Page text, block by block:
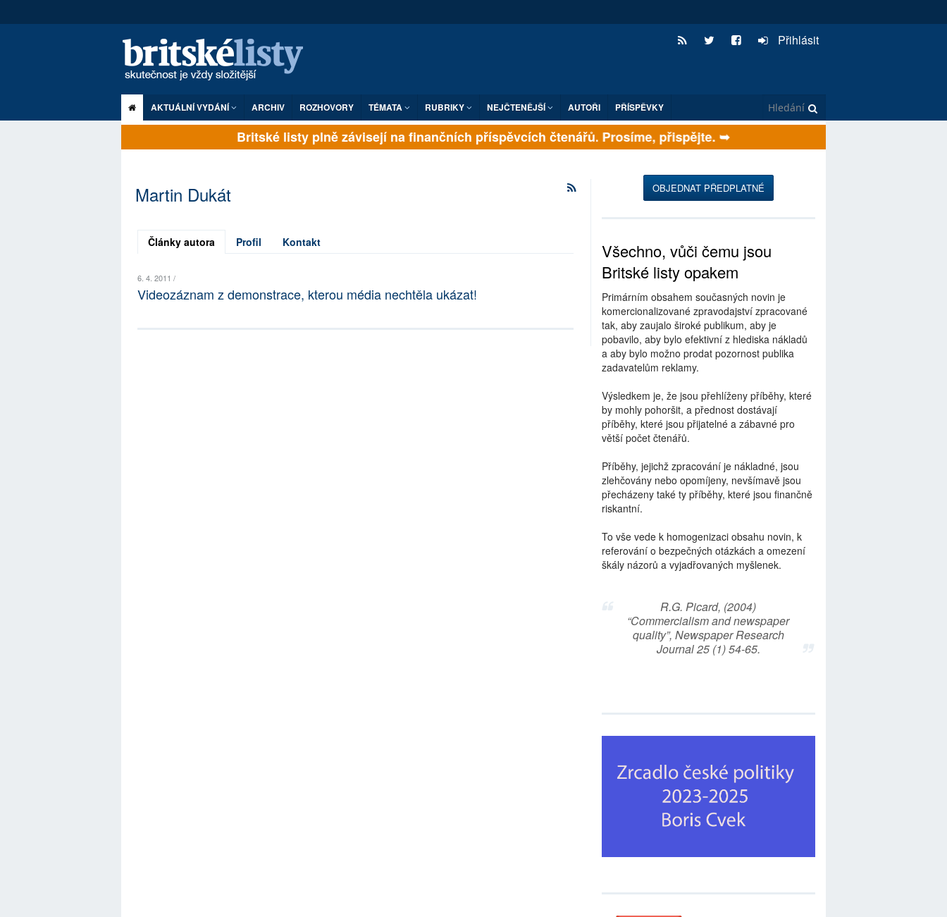
Přihlásit
AKTUÁLNÍ VYDÁNÍ ARCHIV ROZHOVORY TÉMATA RUBRIKY NEJČTENĚJŠÍ AUTOŘI PŘÍSPĚVKY
Britské listy plně závisejí na finančních příspěvcích čtenářů. Prosíme, přispějte. ➥
Martin Dukát
Články autora Profil Kontakt
6. 4. 2011 /
Videozáznam z demonstrace, kterou média nechtěla ukázat!
OBJEDNAT PŘEDPLATNÉ
Všechno, vůči čemu jsou
Britské listy opakem
Primárním obsahem současných novin je
komercionalizované zpravodajství zpracované
tak, aby zaujalo široké publikum, aby je
pobavilo, aby bylo efektivní z hlediska nákladů
a aby bylo možno prodat pozornost publika
zadavatelům reklamy.
Výsledkem je, že jsou přehlíženy příběhy, které
by mohly pohoršit, a přednost dostávají
příběhy, které jsou přijatelné a zábavné pro
větší počet čtenářů.
Příběhy, jejichž zpracování je nákladné, jsou
zlehčovány nebo opomíjeny, nevšímavě jsou
přecházeny také ty příběhy, které jsou finančně
riskantní.
To vše vede k homogenizaci obsahu novin, k
referování o bezpečných otázkách a omezení
škály názorů a vyjadřovaných myšlenek.
R.G. Picard, (2004)
“Commercialism and newspaper
quality”, Newspaper Research
Journal 25 (1) 54-65.